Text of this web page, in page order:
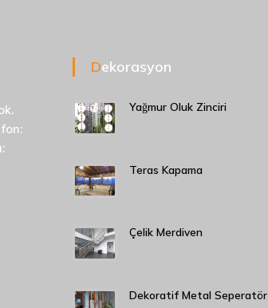
Dekorasyon
Yağmur Oluk Zinciri
Teras Kapama
Çelik Merdiven
Dekoratif Metal Seperatör